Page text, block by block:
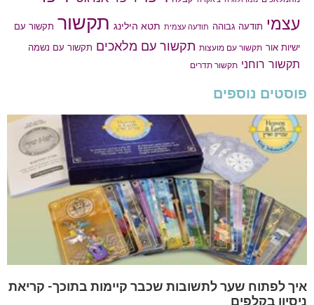
עצמי תודעה גבוהה תודעה עצמית תטא הילינג תקשור תקשור עם
ישיות אור תקשור עם מועצות תקשור עם מלאכים תקשור עם נשמה
תקשור רוחני תקשור תדרים
פוסטים נוספים
איך לפתוח שער לתשובות שכבר קיימות בתוכך- קריאת
ניסיון בקלפים